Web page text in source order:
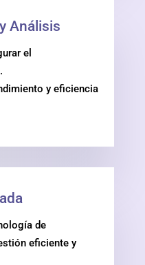
Análisis
el
y eficiencia
de
eficiente y